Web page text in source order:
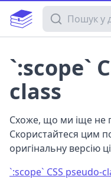
Пошук у
`:scope`
class
Схоже, що ми іще не
Скористайтеся цим
оригінальну версію
`:scope` CSS pseudo-